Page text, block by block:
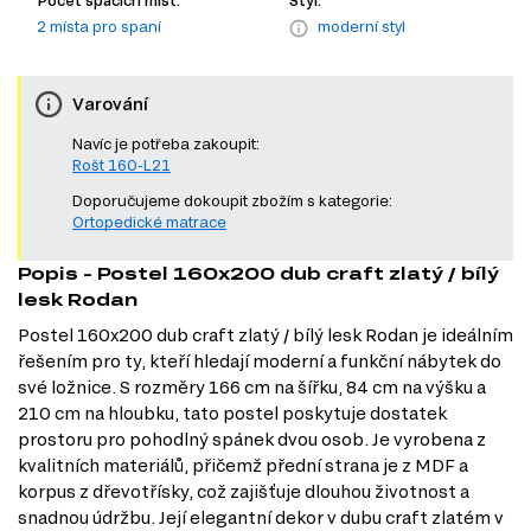
2 místa pro spaní
moderní styl
Varování
Navíc je potřeba zakoupit:
Rošt 160-L21
Doporučujeme dokoupit zbožím s kategorie:
Ortopedické matrace
Popis - Postel 160x200 dub craft zlatý / bílý
lesk Rodan
Postel 160x200 dub craft zlatý / bílý lesk Rodan je ideálním
řešením pro ty, kteří hledají moderní a funkční nábytek do
své ložnice. S rozměry 166 cm na šířku, 84 cm na výšku a
210 cm na hloubku, tato postel poskytuje dostatek
prostoru pro pohodlný spánek dvou osob. Je vyrobena z
kvalitních materiálů, přičemž přední strana je z MDF a
korpus z dřevotřísky, což zajišťuje dlouhou životnost a
snadnou údržbu. Její elegantní dekor v dubu craft zlatém v